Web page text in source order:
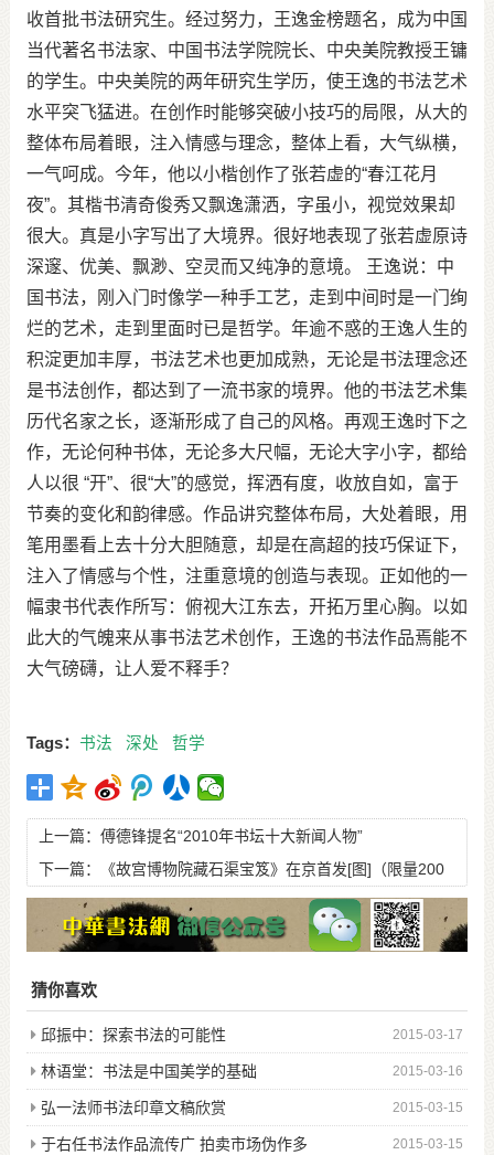
收首批书法研究生。经过努力，王逸金榜题名，成为中国
当代著名书法家、中国书法学院院长、中央美院教授王镛
的学生。中央美院的两年研究生学历，使王逸的书法艺术
水平突飞猛进。在创作时能够突破小技巧的局限，从大的
整体布局着眼，注入情感与理念，整体上看，大气纵横，
一气呵成。今年，他以小楷创作了张若虚的“春江花月
夜”。其楷书清奇俊秀又飘逸潇洒，字虽小，视觉效果却
很大。真是小字写出了大境界。很好地表现了张若虚原诗
深邃、优美、飘渺、空灵而又纯净的意境。
王逸说：中
国书法，刚入门时像学一种手工艺，走到中间时是一门绚
烂的艺术，走到里面时已是哲学。年逾不惑的王逸人生的
积淀更加丰厚，书法艺术也更加成熟，无论是书法理念还
是书法创作，都达到了一流书家的境界。他的书法艺术集
历代名家之长，逐渐形成了自己的风格。再观王逸时下之
作，无论何种书体，无论多大尺幅，无论大字小字，都给
人以很 “开”、很“大”的感觉，挥洒有度，收放自如，富于
节奏的变化和韵律感。作品讲究整体布局，大处着眼，用
笔用墨看上去十分大胆随意，却是在高超的技巧保证下，
注入了情感与个性，注重意境的创造与表现。正如他的一
幅隶书代表作所写：俯视大江东去，开拓万里心胸。以如
此大的气魄来从事书法艺术创作，王逸的书法作品焉能不
大气磅礴，让人爱不释手？
Tags： 书法 深处 哲学
上一篇： 傅德锋提名“2010年书坛十大新闻人物”
下一篇：
《故宫博物院藏石渠宝笈》在京首发[图]（限量200
套）
猜你喜欢
2015-03-17
邱振中：探索书法的可能性
2015-03-16
林语堂：书法是中国美学的基础
2015-03-15
弘一法师书法印章文稿欣赏
2015-03-15
于右任书法作品流传广 拍卖市场伪作多